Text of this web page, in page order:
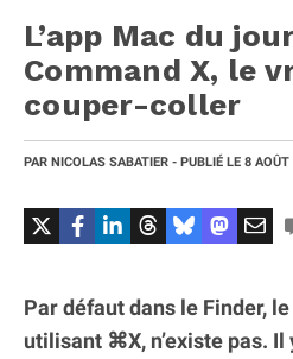
L’app Mac du
Command X, le
couper-coller
PAR NICOLAS SABATIER - PUBLIÉ LE 8 AOÛT
Par défaut dans le Finder,
utilisant ⌘X, n’existe pas. Il